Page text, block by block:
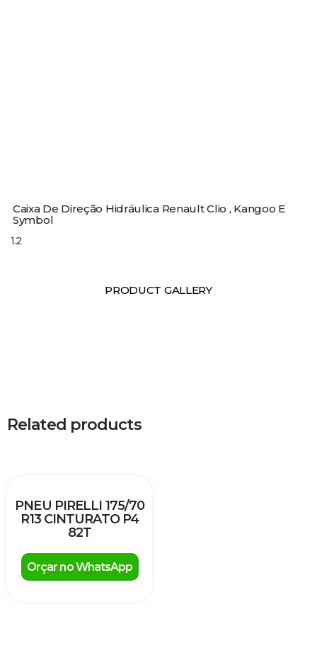
Caixa De Direção Hidráulica Renault Clio , Kangoo E
Symbol
PRODUCT GALLERY
Related products
PNEU PIRELLI 175/70
R13 CINTURATO P4
82T
Orçar no WhatsApp